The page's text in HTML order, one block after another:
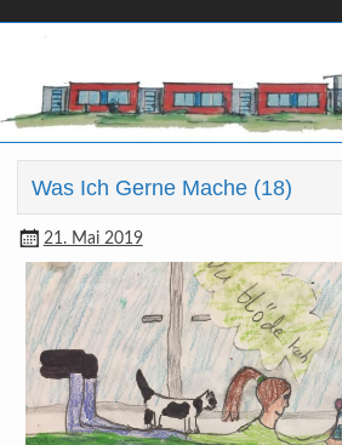
Was Ich Gerne Mache (18)
21. Mai 2019